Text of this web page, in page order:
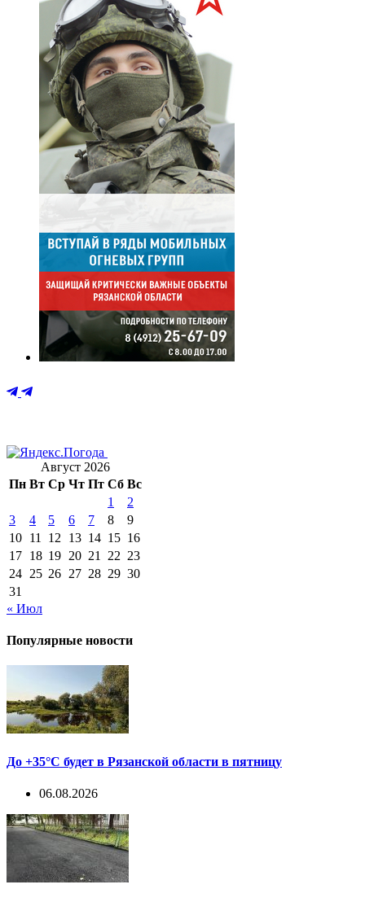
Август 2026
Пн Вт Ср Чт Пт Сб Вс
1
2
3
4 5 6 7 8
9
10 11 12 13 14 15 16
17 18 19 20 21 22 23
24 25 26 27 28 29 30
31
« Июл
Популярные новости
До +35°С будет в Рязанской области в пятницу
06.08.2026